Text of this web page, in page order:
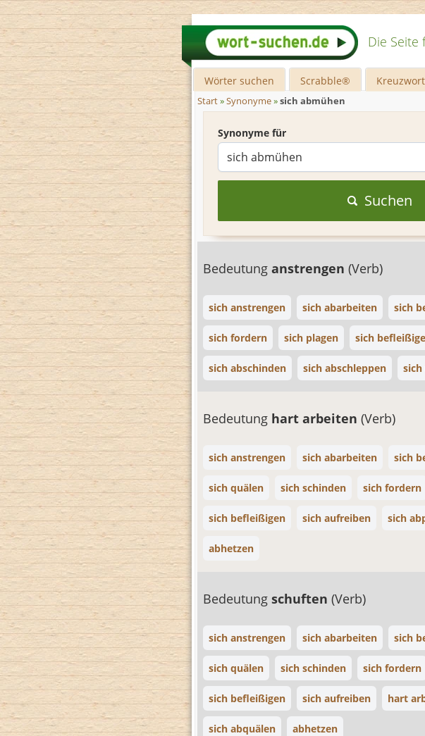
Die
Wörter suchen Scrabble®
Start»Synonyme»sich abmühen
Synonyme für
Suchen
Bedeutung anstrengen (Verb)
sich anstrengen sich abarbeiten sich
sich fordern sich plagen sich
sich abschinden sich abschleppen
Bedeutung hart arbeiten (Verb)
sich anstrengen sich abarbeiten sich
sich quälen sich schinden sich fordern
sich befleißigen sich aufreiben sich
abhetzen
Bedeutung schuften (Verb)
sich anstrengen sich abarbeiten sich
sich quälen sich schinden sich fordern
sich befleißigen sich aufreiben hart
sich abquälen abhetzen